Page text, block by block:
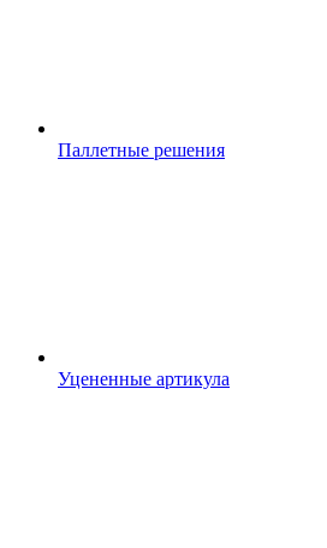
Паллетные решения
Уцененные артикула